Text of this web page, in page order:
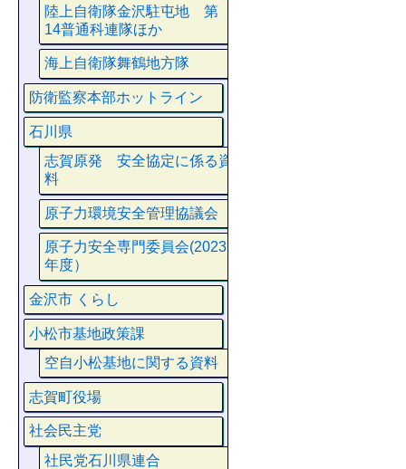
陸上自衛隊金沢駐屯地 第
14普通科連隊ほか
海上自衛隊舞鶴地方隊
防衛監察本部ホットライン
石川県
志賀原発 安全協定に係る資
料
原子力環境安全管理協議会
原子力安全専門委員会(2023
年度）
金沢市 くらし
小松市基地政策課
空自小松基地に関する資料
志賀町役場
社会民主党
社民党石川県連合